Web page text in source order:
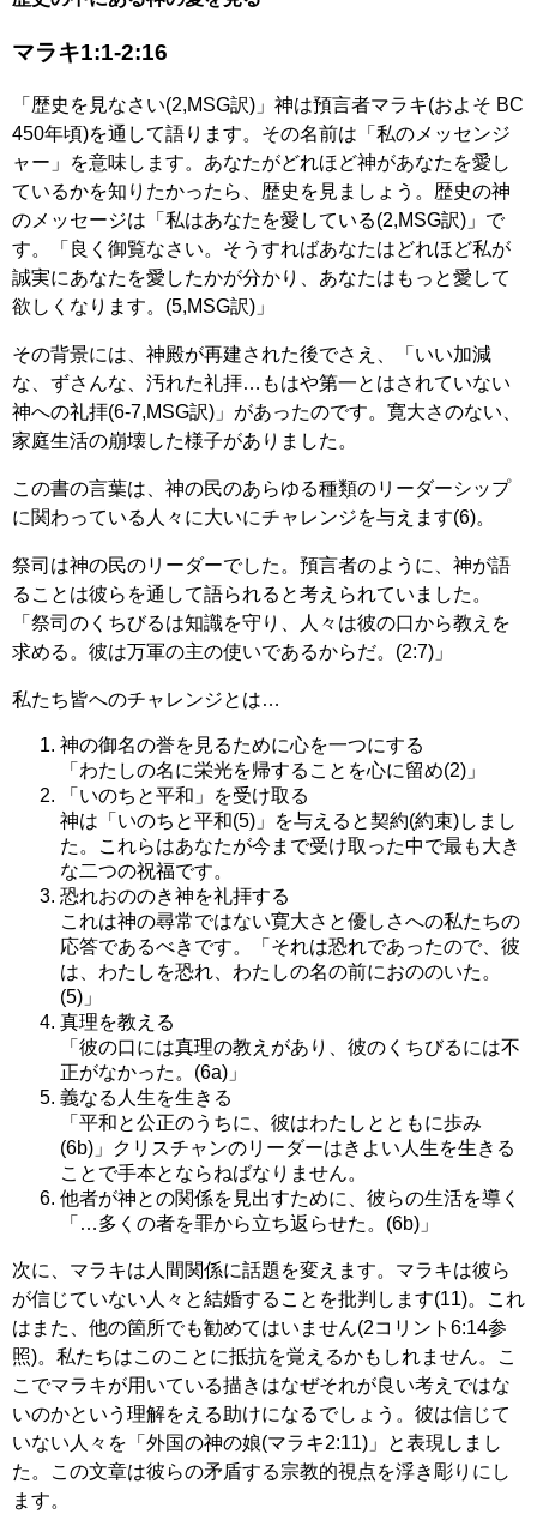
マラキ1:1-2:16
「歴史を見なさい(2,MSG訳)」神は預言者マラキ(およそ BC
450年頃)を通して語ります。その名前は「私のメッセンジ
ャー」を意味します。あなたがどれほど神があなたを愛し
ているかを知りたかったら、歴史を見ましょう。歴史の神
のメッセージは「私はあなたを愛している(2,MSG訳)」で
す。「良く御覧なさい。そうすればあなたはどれほど私が
誠実にあなたを愛したかが分かり、あなたはもっと愛して
欲しくなります。(5,MSG訳)」
その背景には、神殿が再建された後でさえ、「いい加減
な、ずさんな、汚れた礼拝…もはや第一とはされていない
神への礼拝(6-7,MSG訳)」があったのです。寛大さのない、
家庭生活の崩壊した様子がありました。
この書の言葉は、神の民のあらゆる種類のリーダーシップ
に関わっている人々に大いにチャレンジを与えます(6)。
祭司は神の民のリーダーでした。預言者のように、神が語
ることは彼らを通して語られると考えられていました。
「祭司のくちびるは知識を守り、人々は彼の口から教えを
求める。彼は万軍の主の使いであるからだ。(2:7)」
私たち皆へのチャレンジとは…
神の御名の誉を見るために心を一つにする
「わたしの名に栄光を帰することを心に留め(2)」
「いのちと平和」を受け取る
神は「いのちと平和(5)」を与えると契約(約束)しまし
た。これらはあなたが今まで受け取った中で最も大き
な二つの祝福です。
恐れおののき神を礼拝する
これは神の尋常ではない寛大さと優しさへの私たちの
応答であるべきです。「それは恐れであったので、彼
は、わたしを恐れ、わたしの名の前におののいた。
(5)」
真理を教える
「彼の口には真理の教えがあり、彼のくちびるには不
正がなかった。(6a)」
義なる人生を生きる
「平和と公正のうちに、彼はわたしとともに歩み
(6b)」クリスチャンのリーダーはきよい人生を生きる
ことで手本とならねばなりません。
他者が神との関係を見出すために、彼らの生活を導く
「…多くの者を罪から立ち返らせた。(6b)」
次に、マラキは人間関係に話題を変えます。マラキは彼ら
が信じていない人々と結婚することを批判します(11)。これ
はまた、他の箇所でも勧めてはいません(2コリント6:14参
照)。私たちはこのことに抵抗を覚えるかもしれません。こ
こでマラキが用いている描きはなぜそれが良い考えではな
いのかという理解をえる助けになるでしょう。彼は信じて
いない人々を「外国の神の娘(マラキ2:11)」と表現しまし
た。この文章は彼らの矛盾する宗教的視点を浮き彫りにし
ます。